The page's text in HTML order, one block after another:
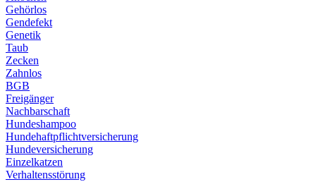
Gehörlos
Gendefekt
Genetik
Taub
Zecken
Zahnlos
BGB
Freigänger
Nachbarschaft
Hundeshampoo
Hundehaftpflichtversicherung
Hundeversicherung
Einzelkatzen
Verhaltensstörung